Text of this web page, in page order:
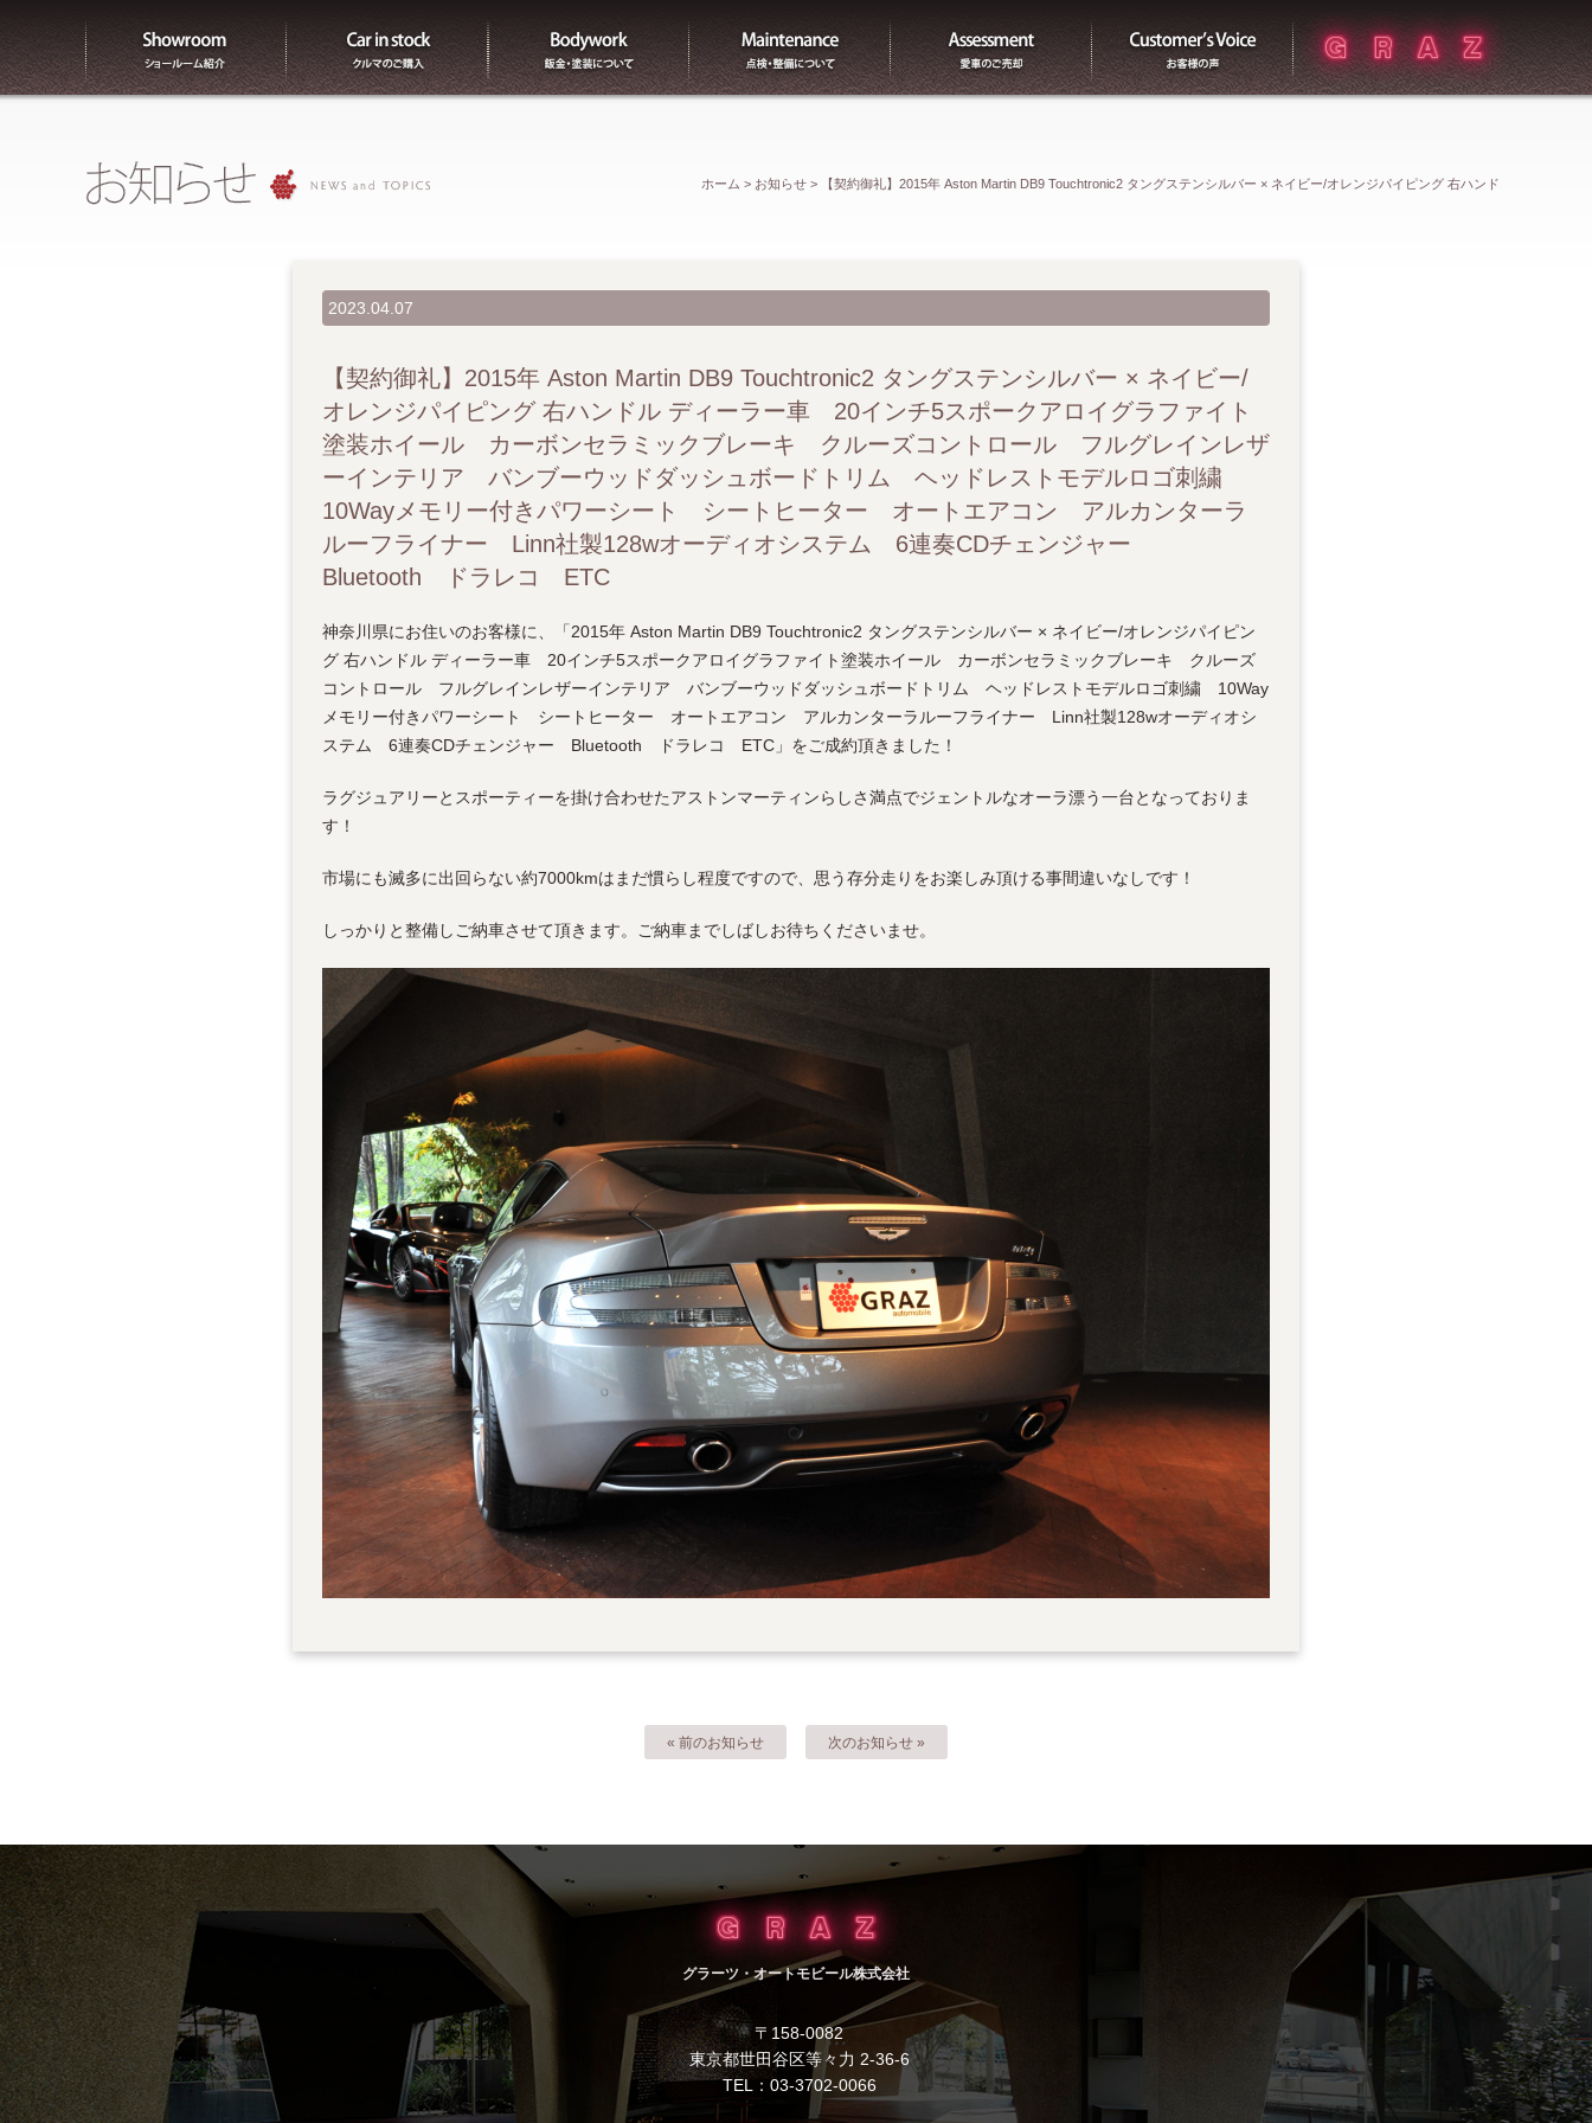
ショールーム紹介 販売 板金 整備 買取 お客様の声
ホーム > お知らせ > 【契約御礼】2015年 Aston Martin DB9 Touchtronic2 タングステンシルバー × ネイビー/オレンジパイピング 右ハンド
Bluetooth ドラレコ ETC
2023.04.07
【契約御礼】2015年 Aston Martin DB9 Touchtronic2 タングステンシルバー × ネイビー/
オレンジパイピング 右ハンドル ディーラー車 20インチ5スポークアロイグラファイト
塗装ホイール カーボンセラミックブレーキ クルーズコントロール フルグレインレザ
ーインテリア バンブーウッドダッシュボードトリム ヘッドレストモデルロゴ刺繍
10Wayメモリー付きパワーシート シートヒーター オートエアコン アルカンターラ
ルーフライナー Linn社製128wオーディオシステム 6連奏CDチェンジャー
Bluetooth ドラレコ ETC
神奈川県にお住いのお客様に、「2015年 Aston Martin DB9 Touchtronic2 タングステンシルバー × ネイビー/オレンジパイピン
グ 右ハンドル ディーラー車 20インチ5スポークアロイグラファイト塗装ホイール カーボンセラミックブレーキ クルーズ
コントロール フルグレインレザーインテリア バンブーウッドダッシュボードトリム ヘッドレストモデルロゴ刺繍 10Way
メモリー付きパワーシート シートヒーター オートエアコン アルカンターラルーフライナー Linn社製128wオーディオシ
ステム 6連奏CDチェンジャー Bluetooth ドラレコ ETC」をご成約頂きました！
ラグジュアリーとスポーティーを掛け合わせたアストンマーティンらしさ満点でジェントルなオーラ漂う一台となっておりま
す！
市場にも滅多に出回らない約7000kmはまだ慣らし程度ですので、思う存分走りをお楽しみ頂ける事間違いなしです！
しっかりと整備しご納車させて頂きます。ご納車までしばしお待ちくださいませ。
« 前のお知らせ 次のお知らせ »
グラーツ・オートモビール株式会社
〒158-0082
東京都世田谷区等々力 2-36-6
TEL：03-3702-0066